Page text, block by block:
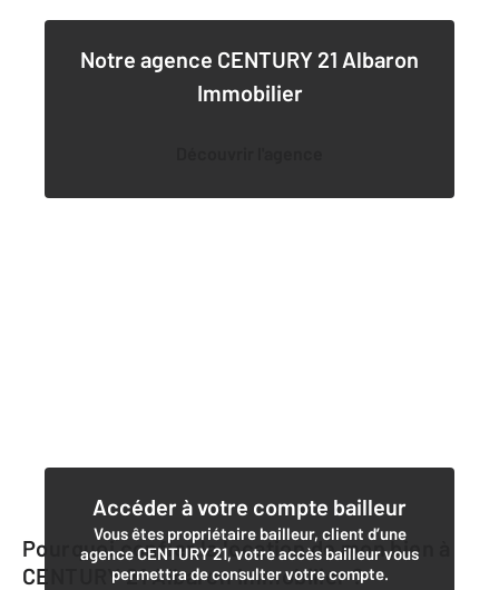
Notre agence CENTURY 21 Albaron
Immobilier
Accéder à votre compte bailleur
Vous êtes propriétaire bailleur, client d’une
agence CENTURY 21, votre accès bailleur vous
permettra de consulter votre compte.
Pourquoi confier la location de mon bien à
CENTURY 21 Albaron Immobilier?